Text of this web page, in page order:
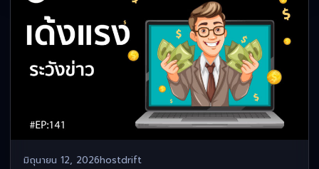
มิถุนายน 12, 2026hostdrift